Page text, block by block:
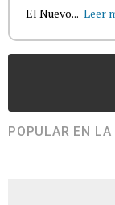
El Nuevo... Leer
POPULAR EN